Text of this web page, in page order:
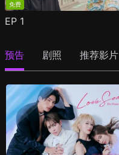
免费
EP 1
预告 剧照 推荐影片